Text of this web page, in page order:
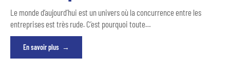
Le monde d’aujourd’hui est un univers où la concurrence entre les
entreprises est très rude. C’est pourquoi toute…
En savoir plus